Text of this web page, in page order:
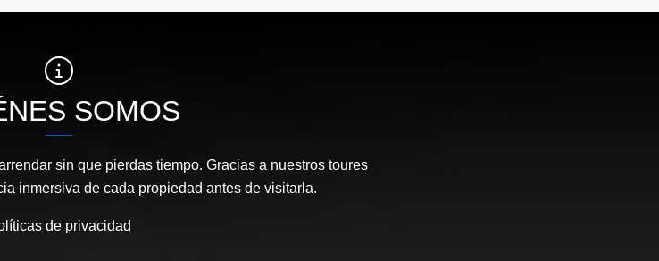
SOMOS
sin que pierdas tiempo. Gracias a nuestros toures
inmersiva de cada propiedad antes de visitarla.
de privacidad